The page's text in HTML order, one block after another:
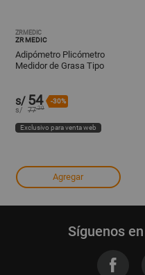
ZRMEDIC
ZR MEDIC
Adipómetro Plicómetro
Medidor de Grasa Tipo
s/ 54 -30%
s/ 77.20
Exclusivo para venta web
Agregar
Síguenos